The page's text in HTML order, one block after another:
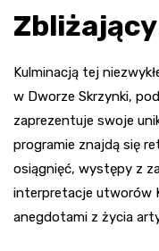
Kulminacją tej
w Dworze Skrzynki,
zaprezentuje swoje
programie znajdą się
osiągnięć, występy z
interpretacje utworów
anegdotami z życia